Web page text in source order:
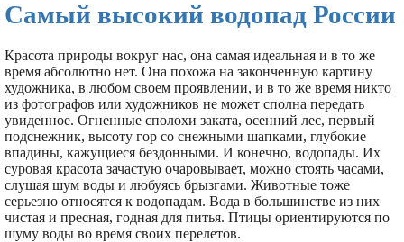
Самый высокий водопад России
Красота природы вокруг нас, она самая идеальная и в то же
время абсолютно нет. Она похожа на законченную картину
художника, в любом своем проявлении, и в то же время никто
из фотографов или художников не может сполна передать
увиденное. Огненные сполохи заката, осенний лес, первый
подснежник, высоту гор со снежными шапками, глубокие
впадины, кажущиеся бездонными. И конечно, водопады. Их
суровая красота зачастую очаровывает, можно стоять часами,
слушая шум воды и любуясь брызгами. Животные тоже
серьезно относятся к водопадам. Вода в большинстве из них
чистая и пресная, годная для питья. Птицы ориентируются по
шуму воды во время своих перелетов.